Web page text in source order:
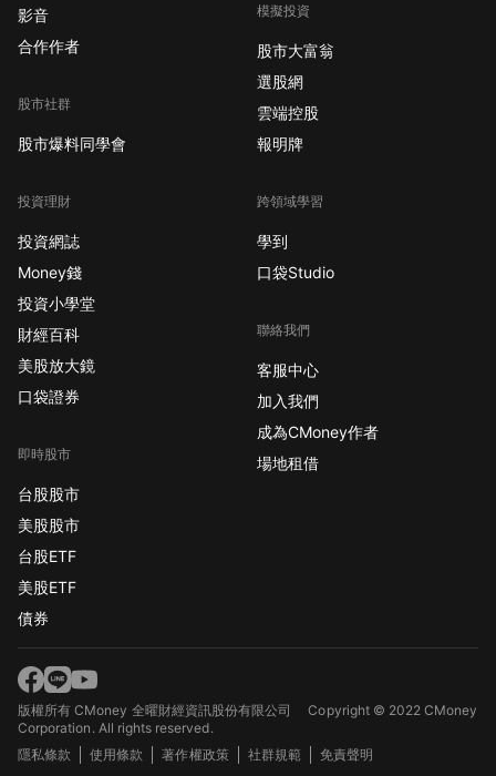
影音
合作作者
股市社群
股市爆料同學會
投資理財
投資網誌
Money錢
投資小學堂
財經百科
美股放大鏡
口袋證券
即時股市
台股股市
美股股市
台股ETF
美股ETF
債券
模擬投資
股市大富翁
選股網
雲端控股
報明牌
跨領域學習
學到
口袋Studio
聯絡我們
客服中心
加入我們
成為CMoney作者
場地租借
版權所有 CMoney 全曜財經資訊股份有限公司Copyright © 2022 CMoney
Corporation. All rights reserved.
隱私條款
使用條款 著作權政策 社群規範 免責聲明